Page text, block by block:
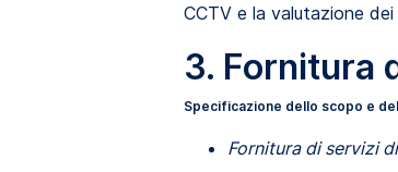
CCTV e la valutazione
3. Fornitura
Specificazione dello scopo e
Fornitura di servizi